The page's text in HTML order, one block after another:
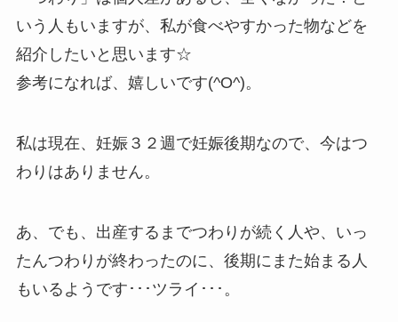
いう人もいますが、私が食べやすかった物などを
紹介したいと思います☆
参考になれば、嬉しいです(^O^)。
私は現在、妊娠３２週で妊娠後期なので、今はつ
わりはありません。
あ、でも、出産するまでつわりが続く人や、いっ
たんつわりが終わったのに、後期にまた始まる人
もいるようです･･･ツライ･･･。